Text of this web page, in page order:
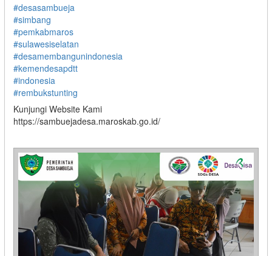
#desasambueja
#simbang
#pemkabmaros
#sulawesiselatan
#desamembangunindonesia
#kemendesapdtt
#indonesia
#rembukstunting
Kunjungi Website Kami
https://sambuejadesa.maroskab.go.id/